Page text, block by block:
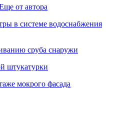
от автора
в системе водоснабжения
сруба снаружи
штукатурки
мокрого фасада